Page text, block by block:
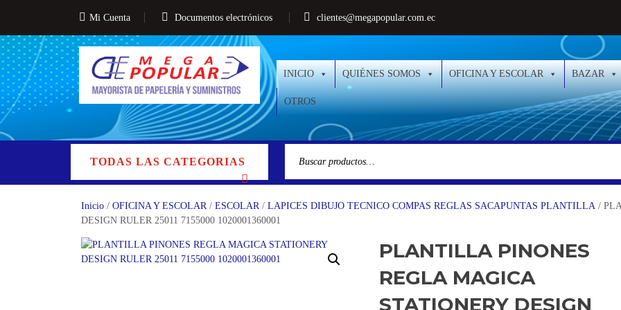
Mi Cuenta Documentos electrónicos clientes@megapopular.com.ec
INICIO QUIÉNES SOMOS OFICINA Y ESCOLAR BAZAR
OTROS
TODAS LAS CATEGORIAS
Inicio / OFICINA Y ESCOLAR/ ESCOLAR/ LAPICES DIBUJO TECNICO COMPAS REGLAS SACAPUNTAS PLANTILLA /
DESIGN RULER 25011 7155000 1020001360001
PLANTILLA PINONES
REGLA MAGICA
STATIONERY DESIGN